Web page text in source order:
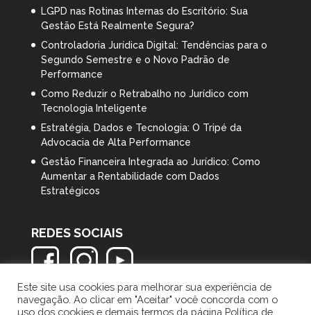
LGPD nas Rotinas Internas do Escritório: Sua
Gestão Está Realmente Segura?
Controladoria Jurídica Digital: Tendências para o
Segundo Semestre e o Novo Padrão de
Performance
Como Reduzir o Retrabalho no Jurídico com
Tecnologia Inteligente
Estratégia, Dados e Tecnologia: O Tripé da
Advocacia de Alta Performance
Gestão Financeira Integrada ao Jurídico: Como
Aumentar a Rentabilidade com Dados
Estratégicos
REDES SOCIAIS
Este site usa cookies para melhorar sua experiência de
navegação. Ao clicar em "Aceitar" você concorda com o
uso dos cookies e demais termos da página Política de